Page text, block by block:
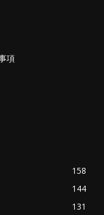
項
158
144
131